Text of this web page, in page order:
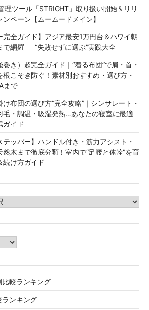
理ツール「STRIGHT」取り扱い開始＆リリ
ンペーン【ムームードメイン】
完全ガイド】アジア最安1万円台＆ハワイ朝
で網羅 ― “失敗せずに選ぶ”実践大全
巻き）超完全ガイド｜“着る布団”で肩・首・
根こそぎ防ぐ！素材別おすすめ・選び方・
まで
け布団の選び方“完全攻略”｜シンサレート・
毛・調温・吸湿発熱…あなたの寝室に最適
ガイド
テッパー】ハンドル付き・筋力アシスト・
然木まで徹底分類！室内で“足腰と体幹”を育
続け方ガイド
較ランキング
ンキング